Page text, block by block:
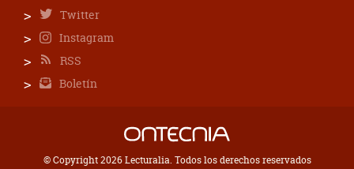
Twitter
Instagram
RSS
Boletín
© Copyright 2026 Lecturalia. Todos los derechos reservados